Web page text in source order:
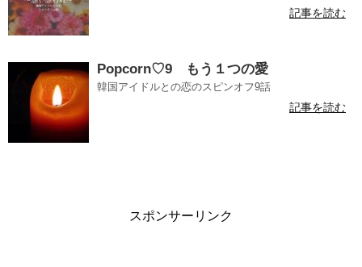
記事を読む
Popcorn♡9 もう１つの愛
韓国アイドルとの恋のスピンオフ9話
記事を読む
スポンサーリンク